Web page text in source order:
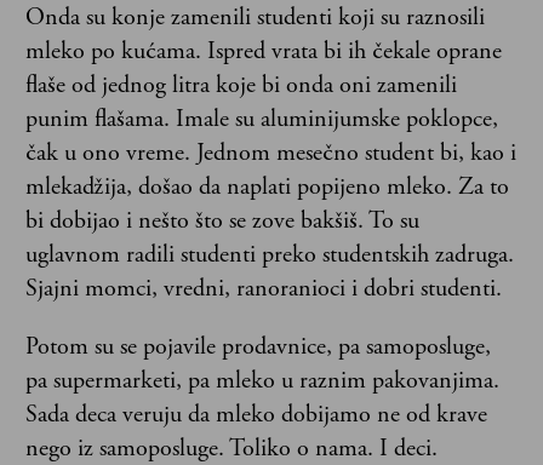
Onda su konje zamenili studenti koji su raznosili
mleko po kućama. Ispred vrata bi ih čekale oprane
flaše od jednog litra koje bi onda oni zamenili
punim flašama. Imale su aluminijumske poklopce,
čak u ono vreme. Jednom mesečno student bi, kao i
mlekadžija, došao da naplati popijeno mleko. Za to
bi dobijao i nešto što se zove bakšiš. To su
uglavnom radili studenti preko studentskih zadruga.
Sjajni momci, vredni, ranoranioci i dobri studenti.
Potom su se pojavile prodavnice, pa samoposluge,
pa supermarketi, pa mleko u raznim pakovanjima.
Sada deca veruju da mleko dobijamo ne od krave
nego iz samoposluge. Toliko o nama. I deci.